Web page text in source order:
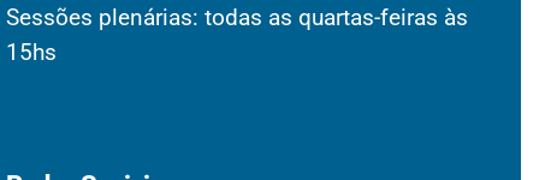
Sessões plenárias: todas as quartas-feiras às
15hs